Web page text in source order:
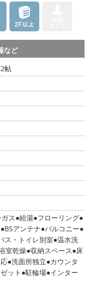
など
帖
ス 給湯 フローリング
BSアンテナ バルコニー
ス・トイレ別室 温水洗
室乾燥 収納スペース 床
洗面所独立 カウンタ
ット 駐輪場 インター